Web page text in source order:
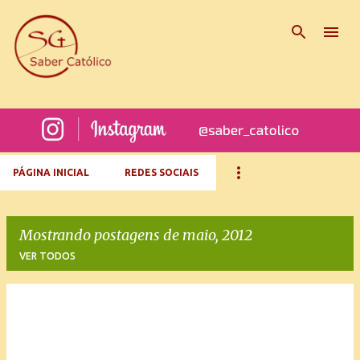
PÁGINA INICIAL REDES SOCIAIS
Mostrando postagens de maio, 2012
VER TODOS